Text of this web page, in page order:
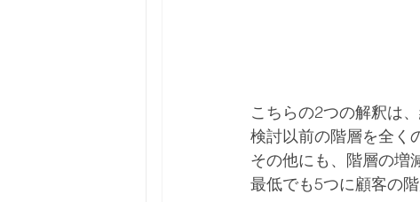
こちらの2つの解釈は
検討以前の階層を全く
その他にも、階層の増
最低でも5つに顧客の